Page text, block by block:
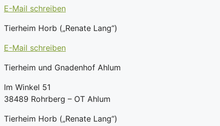
E-Mail schreiben
Tierheim Horb („Renate Lang“)
E-Mail schreiben
Tierheim und Gnadenhof Ahlum
Im Winkel 51
38489 Rohrberg – OT Ahlum
Tierheim Horb („Renate Lang“)